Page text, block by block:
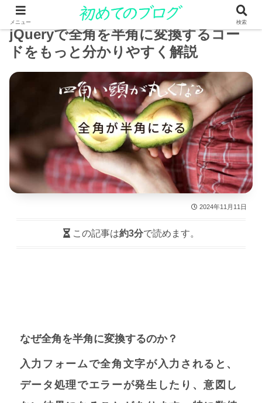
jQueryで全角を半角に変換するコー
ドをもっと分かりやすく解説
2024年11月11日
この記事は約3分で読めます。
なぜ全角を半角に変換するのか？
入力フォームで全角文字が入力されると、
データ処理でエラーが発生したり、意図し
メニュー 検索